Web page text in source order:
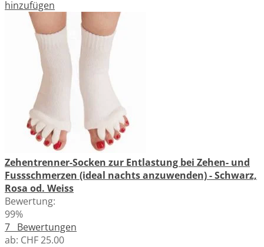
hinzufügen
Zehentrenner-Socken zur Entlastung bei Zehen- und
Fussschmerzen (ideal nachts anzuwenden) - Schwarz,
Rosa od. Weiss
Bewertung:
99%
7 Bewertungen
ab: CHF 25.00